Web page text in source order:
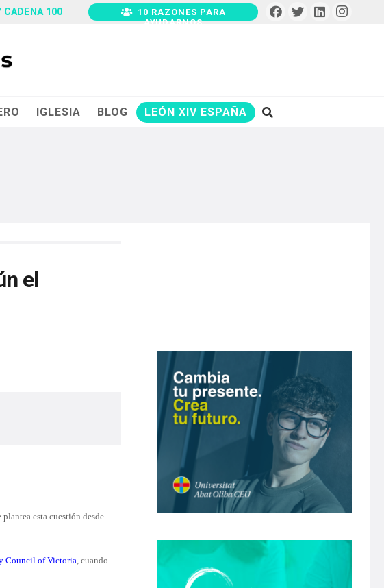
CADENA 100
10 RAZONES PARA
AYUDARNOS
IGLESIA BLOG LEÓN XIV ESPAÑA
el
esta cuestión desde
Council of Victoria, cuando